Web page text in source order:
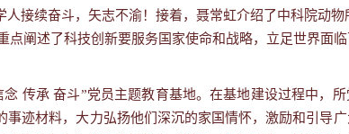
接续奋斗，矢志不渝！接着，聂常虹介绍了中科院动物
点阐述了科技创新要服务国家使命和战略，立足世界面
念 传承 奋斗”党员主题教育基地。在基地建设过程中，
迹材料，大力弘扬他们深沉的家国情怀，激励和引导